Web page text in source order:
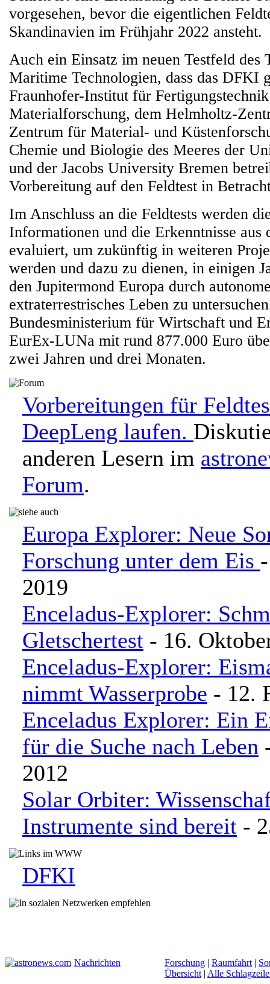
vorgesehen, bevor die eigentlichen
Skandinavien im Frühjahr 2022 ansteht.
Auch ein Einsatz im neuen Testfeld des
Maritime Technologien, dass das DFKI
Fraunhofer-Institut für
Materialforschung, dem Helmholtz-
Zentrum für Material- und
Chemie und Biologie des Meeres der
und der Jacobs University Bremen
Vorbereitung auf den Feldtest in
Im Anschluss an die Feldtests werden
Informationen und die Erkenntnisse aus
evaluiert, um zukünftig in weiteren
werden und dazu zu dienen, in einigen
den Jupitermond Europa durch
extraterrestrisches Leben zu
Bundesministerium für Wirtschaft und
EurEx-LUNa mit rund 877.000 Euro
zwei Jahren und drei Monaten.
Vorbereitungen für
DeepLeng laufen.
anderen Lesern im
Forum.
Europa Explorer: Neue
Forschung unter dem Eis
2019
Enceladus-Explorer:
Gletschertest - 16.
Enceladus-Explorer:
nimmt Wasserprobe - 12.
Enceladus Explorer: Ein
für die Suche nach Leben
2012
Solar Orbiter:
Instrumente sind bereit -
DFKI
Nachrichten Forschung | Raumfahrt |
Übersicht | Alle